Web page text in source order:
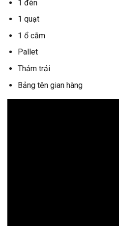
1 đèn
1 quạt
1 ổ cắm
Pallet
Thảm trải
Bảng tên gian hàng